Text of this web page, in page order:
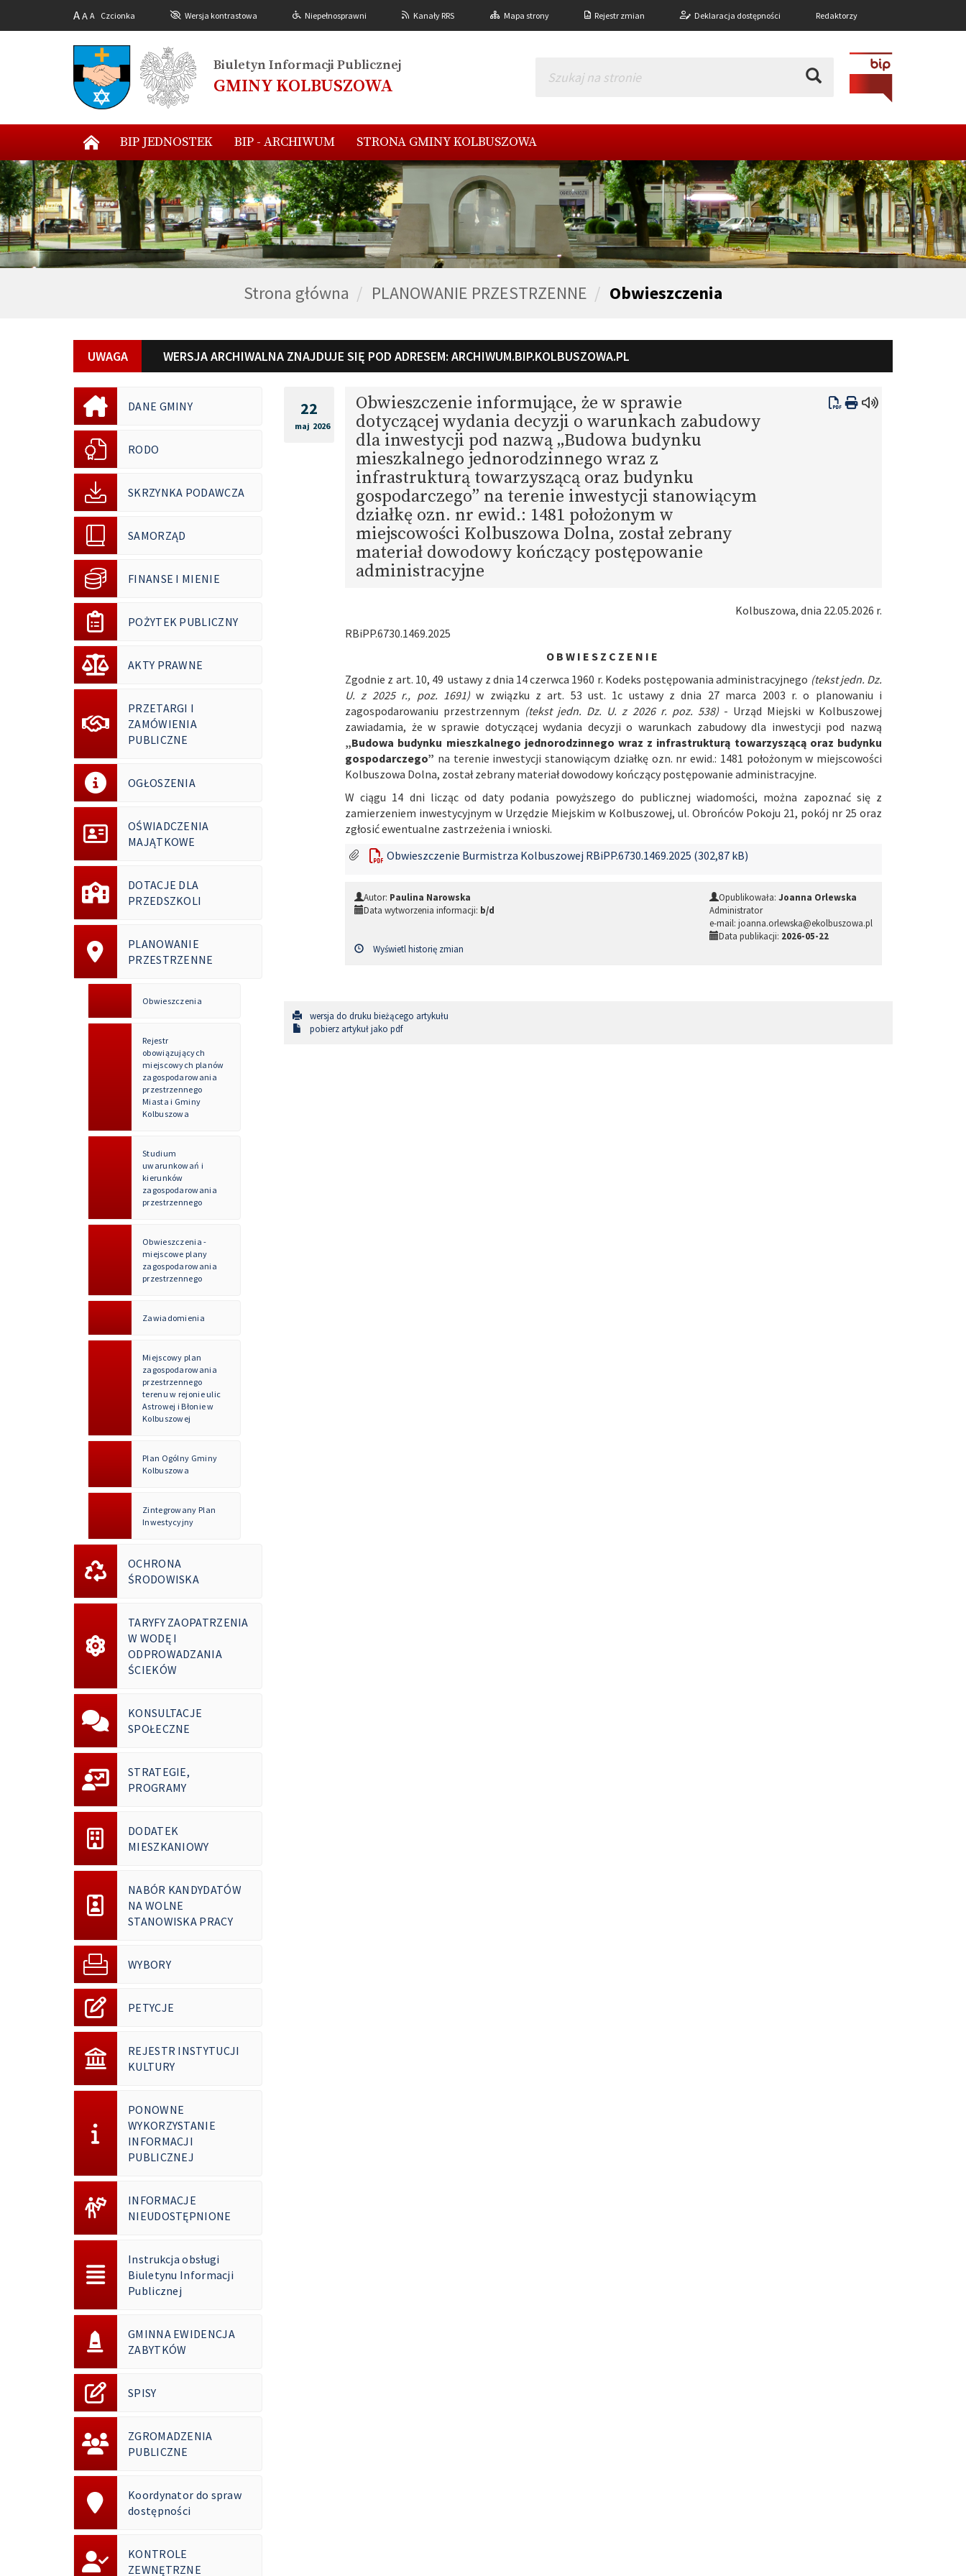
AA A Czcionka Wersja kontrastowa Niepełnosprawni Kanały RRS Mapa strony Rejestr zmian Deklaracja dostępności Redaktorzy
Biuletyn Informacji Publicznej
GMINY KOLBUSZOWA
BIP JEDNOSTEK BIP - ARCHIWUM STRONA GMINY KOLBUSZOWA
Strona główna PLANOWANIE PRZESTRZENNE Obwieszczenia
UWAGA WERSJA ARCHIWALNA ZNAJDUJE SIĘ POD ADRESEM: ARCHIWUM.BIP.KOLBUSZOWA.PL
DANE GMINY
RODO
SKRZYNKA PODAWCZA
SAMORZĄD
FINANSE I MIENIE
POŻYTEK PUBLICZNY
AKTY PRAWNE
PRZETARGI I
ZAMÓWIENIA
PUBLICZNE
OGŁOSZENIA
OŚWIADCZENIA
MAJĄTKOWE
DOTACJE DLA
PRZEDSZKOLI
PLANOWANIE
PRZESTRZENNE
Obwieszczenia
Rejestr
obowiązujących
miejscowych planów
zagospodarowania
przestrzennego
Miasta i Gminy
Kolbuszowa
Studium
uwarunkowań i
kierunków
zagospodarowania
przestrzennego
Obwieszczenia -
miejscowe plany
zagospodarowania
przestrzennego
Zawiadomienia
Miejscowy plan
zagospodarowania
przestrzennego
terenu w rejonie ulic
Astrowej i Błonie w
Kolbuszowej
Plan Ogólny Gminy
Kolbuszowa
Zintegrowany Plan
Inwestycyjny
OCHRONA
ŚRODOWISKA
TARYFY ZAOPATRZENIA
W WODĘ I
ODPROWADZANIA
ŚCIEKÓW
KONSULTACJE
SPOŁECZNE
STRATEGIE,
PROGRAMY
DODATEK
MIESZKANIOWY
NABÓR KANDYDATÓW
NA WOLNE
STANOWISKA PRACY
WYBORY
PETYCJE
REJESTR INSTYTUCJI
KULTURY
PONOWNE
WYKORZYSTANIE
INFORMACJI
PUBLICZNEJ
INFORMACJE
NIEUDOSTĘPNIONE
Instrukcja obsługi
Biuletynu Informacji
Publicznej
GMINNA EWIDENCJA
ZABYTKÓW
SPISY
ZGROMADZENIA
PUBLICZNE
Koordynator do spraw
dostępności
KONTROLE
ZEWNĘTRZNE
22
maj 2026
Obwieszczenie informujące, że w sprawie
dotyczącej wydania decyzji o warunkach zabudowy
dla inwestycji pod nazwą „Budowa budynku
mieszkalnego jednorodzinnego wraz z
infrastrukturą towarzyszącą oraz budynku
gospodarczego” na terenie inwestycji stanowiącym
działkę ozn. nr ewid.: 1481 położonym w
miejscowości Kolbuszowa Dolna, został zebrany
materiał dowodowy kończący postępowanie
administracyjne
Kolbuszowa, dnia 22.05.2026 r.
RBiPP.6730.1469.2025
O B W I E S Z C Z E N I E
Zgodnie z art. 10, 49 ustawy z dnia 14 czerwca 1960 r. Kodeks postępowania administracyjnego (tekst jedn. Dz.
U. z 2025 r., poz. 1691)w związku z art. 53 ust. 1c ustawy z dnia 27 marca 2003 r. o planowaniu i
zagospodarowaniu przestrzennym (tekst jedn. Dz. U. z 2026 r. poz. 538)- Urząd Miejski w Kolbuszowej
zawiadamia, że w sprawie dotyczącej wydania decyzji o warunkach zabudowy dla inwestycji pod nazwą
„Budowa budynku mieszkalnego jednorodzinnego wraz z infrastrukturą towarzyszącą oraz budynku
gospodarczego” na terenie inwestycji stanowiącym działkę ozn. nr ewid.: 1481 położonym w miejscowości
Kolbuszowa Dolna, został zebrany materiał dowodowy kończący postępowanie administracyjne.
W ciągu 14 dni licząc od daty podania powyższego do publicznej wiadomości, można zapoznać się z
zamierzeniem inwestycyjnym w Urzędzie Miejskim w Kolbuszowej, ul. Obrońców Pokoju 21, pokój nr 25 oraz
zgłosić ewentualne zastrzeżenia i wnioski.
Obwieszczenie Burmistrza Kolbuszowej RBiPP.6730.1469.2025 (302,87 kB)
Autor: Paulina Narowska
Data wytworzenia informacji: b/d
Opublikowała: Joanna Orlewska
Administrator
e-mail: joanna.orlewska@ekolbuszowa.pl
Data publikacji: 2026-05-22
Wyświetl historię zmian
wersja do druku bieżącego artykułu
pobierz artykuł jako pdf